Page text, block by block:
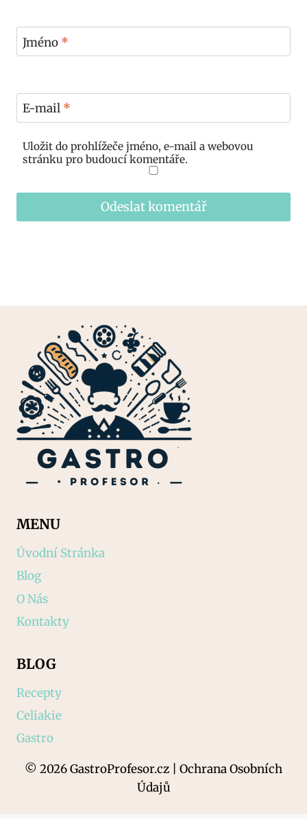
Jméno *
E-mail *
Uložit do prohlížeče jméno, e-mail a webovou
stránku pro budoucí komentáře.
MENU
Úvodní Stránka
Blog
O Nás
Kontakty
BLOG
Recepty
Celiakie
Gastro
© 2026 GastroProfesor.cz | Ochrana Osobních
Údajů